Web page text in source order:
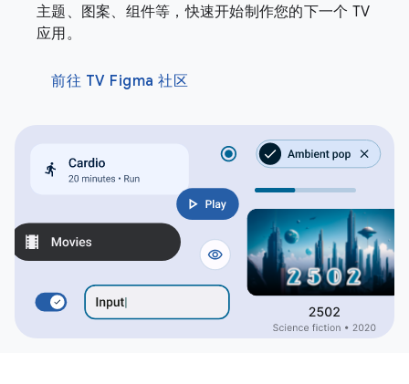
主题、图案、组件等，快速开始制作您的下一个 TV
应用。
前往 TV Figma 社区